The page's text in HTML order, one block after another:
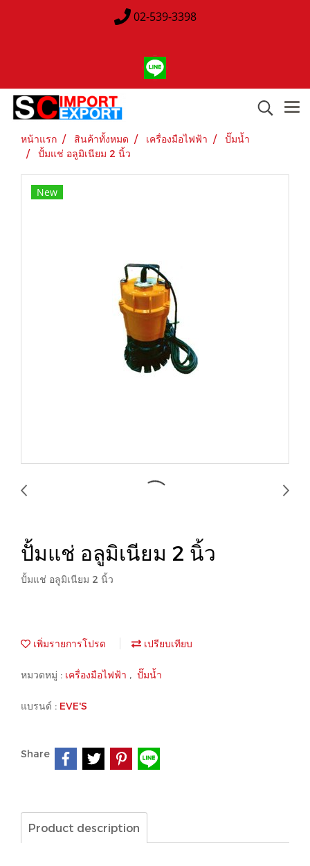
02-539-3398
หน้าแรก สินค้าทั้งหมด เครื่องมือไฟฟ้า
ปั๊มน้ำ
ปั้มแช่ อลูมิเนียม 2 นิ้ว
New
ปั้มแช่ อลูมิเนียม 2 นิ้ว
ปั้มแช่ อลูมิเนียม 2 นิ้ว
เพิ่มรายการโปรด เปรียบเทียบ
หมวดหมู่ : เครื่องมือไฟฟ้า , ปั๊มน้ำ
แบรนด์ : EVE'S
Share
Product description